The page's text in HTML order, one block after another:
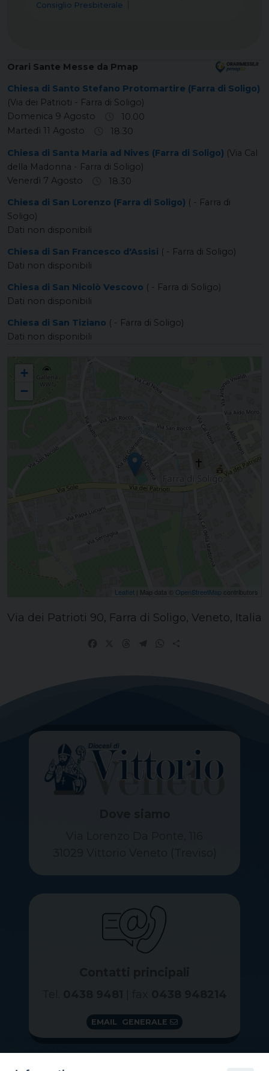
Consiglio Presbiterale
Orari Sante Messe da Pmap
Chiesa di Santo Stefano Protomartire (Farra di Soligo)
(Via dei Patrioti - Farra di Soligo)
Domenica 9 Agosto
10.00
Martedì 11 Agosto
18.30
Chiesa di Santa Maria ad Nives (Farra di Soligo) (Via Cal
della Madonna - Farra di Soligo)
Venerdì 7 Agosto
18.30
Chiesa di San Lorenzo (Farra di Soligo) ( - Farra di
Soligo)
Dati non disponibili
Chiesa di San Francesco d'Assisi ( - Farra di Soligo)
Dati non disponibili
Chiesa di San Nicolò Vescovo ( - Farra di Soligo)
Dati non disponibili
Chiesa di San Tiziano ( - Farra di Soligo)
Dati non disponibili
FARRA DI SOLIGO Santo Stefano Protomartire
+
−
Leaflet | Map data © OpenStreetMap contributors
Via dei Patrioti 90, Farra di Soligo, Veneto, Italia
EMAIL GENERALE